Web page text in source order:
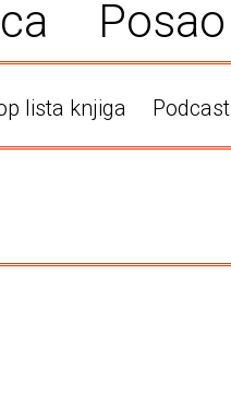
Posao
lista knjiga Podcast